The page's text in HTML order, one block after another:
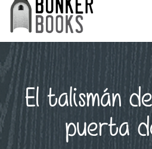
El talismán
puerta